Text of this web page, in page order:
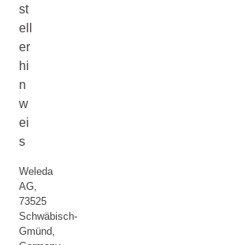
st
ell
er
hi
n
w
ei
s
Weleda
AG,
73525
Schwäbisch-
Gmünd,